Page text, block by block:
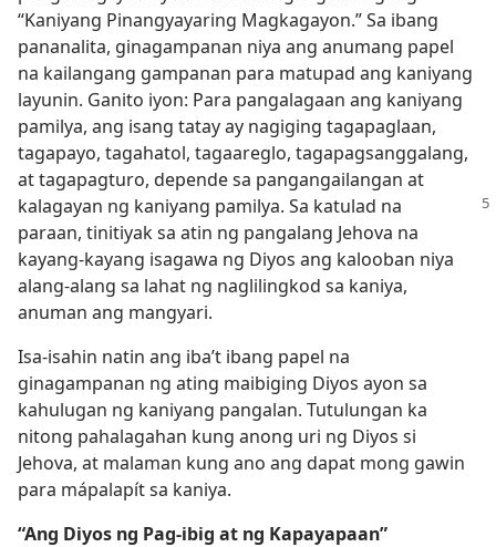
“Kaniyang Pinangyayaring Magkagayon.” Sa ibang
pananalita, ginagampanan niya ang anumang papel
na kailangang gampanan para matupad ang kaniyang
layunin. Ganito iyon: Para pangalagaan ang kaniyang
pamilya, ang isang tatay ay nagiging tagapaglaan,
tagapayo, tagahatol, tagaareglo, tagapagsanggalang,
at tagapagturo, depende sa pangangailangan at
kalagayan ng kaniyang pamilya. Sa katulad na
paraan, tinitiyak sa atin ng pangalang Jehova na
kayang-kayang isagawa ng Diyos ang kalooban niya
alang-alang sa lahat ng naglilingkod sa kaniya,
anuman ang mangyari.
Isa-isahin natin ang iba’t ibang papel na
ginagampanan ng ating maibiging Diyos ayon sa
kahulugan ng kaniyang pangalan. Tutulungan ka
nitong pahalagahan kung anong uri ng Diyos si
Jehova, at malaman kung ano ang dapat mong gawin
para mápalapít sa kaniya.
“Ang Diyos ng Pag-ibig at ng Kapayapaan”